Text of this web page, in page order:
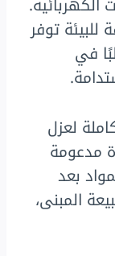
توفر
في
لعزل
مدعومة
بعد
المبنى،